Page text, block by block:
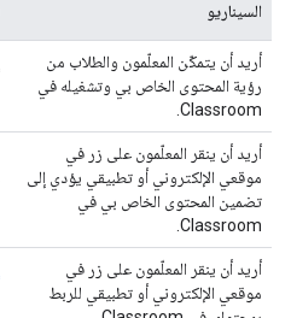
السيناريو
أريد أن يتمكّن المعلّمون والطلاب من
رؤية المحتوى الخاص بي وتشغيله في
Classroom.
أريد أن ينقر المعلّمون على زر في
موقعي الإلكتروني أو تطبيقي يؤدي إلى
تضمين المحتوى الخاص بي في
Classroom.
أريد أن ينقر المعلّمون على زر في
موقعي الإلكتروني أو تطبيقي للربط